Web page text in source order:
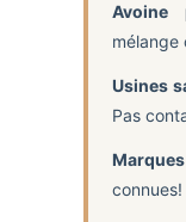
Avoine
mélange
Usines
Pas